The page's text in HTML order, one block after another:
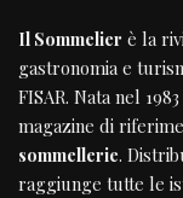
Il Sommelier è la
gastronomia e
FISAR. Nata nel
magazine di
sommellerie.
raggiunge tutte le